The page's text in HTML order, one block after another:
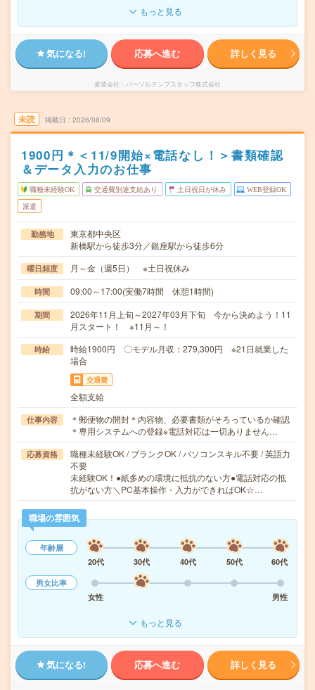
もっと見る
気になる! 応募へ進む 詳しく見る
派遣会社 パーソルテンプスタッフ株式会社
未読 掲載日 2026/08/09
1900円＊＜11/9開始×電話なし！＞書類確認
＆データ入力のお仕事
職種未経験OK 交通費別途支給あり 土日祝日が休み WEB登録OK
派遣
勤務地
東京都中央区
新橋駅から徒歩3分／銀座駅から徒歩6分
曜日頻度 月～金（週5日） ※土日祝休み
時間 09:00～17:00(実働7時間 休憩1時間)
期間
2026年11月上旬～2027年03月下旬 今から決めよう！11
月スタート！ ※11月～！
時給
時給1900円 〇モデル月収：279,300円 ※21日就業した
場合
交通費
全額支給
仕事内容
＊郵便物の開封＊内容物、必要書類がそろっているか確認
＊専用システムへの登録※電話対応は一切ありません…
応募資格
職種未経験OK / ブランクOK / パソコンスキル不要 / 英語力
不要
未経験OK！●紙多めの環境に抵抗のない方●電話対応の抵
抗がない方＼PC基本操作・入力ができればOK☆…
職場の雰囲気
年齢層
20代
30代 40代 50代
60代
男女比率
女性
男性
もっと見る
気になる! 応募へ進む 詳しく見る